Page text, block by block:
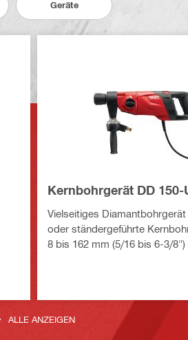
Geräte
Kernbohrgerät DD 150-
Vielseitiges
oder ständergeführte
8 bis 162 mm (5/16 bis 6-3/8")
ALLE ANZEIGEN